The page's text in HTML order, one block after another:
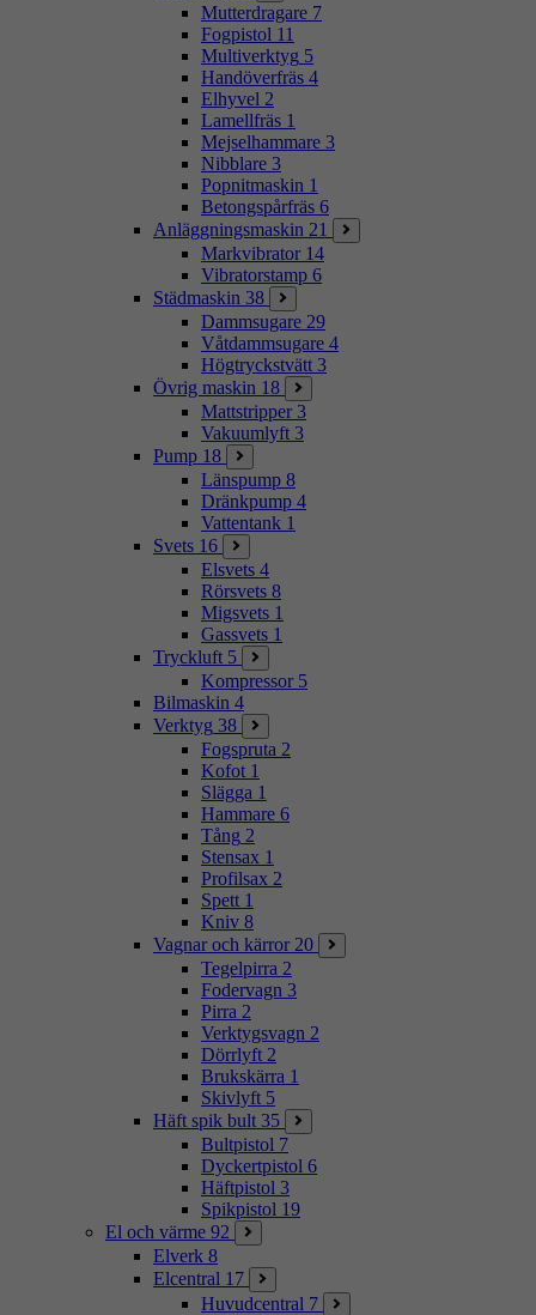
Mutterdragare 7
Fogpistol 11
Multiverktyg 5
Handöverfräs 4
Elhyvel 2
Lamellfräs 1
Mejselhammare 3
Nibblare 3
Popnitmaskin 1
Betongspårfräs 6
Anläggningsmaskin 21
Markvibrator 14
Vibratorstamp 6
Städmaskin 38
Dammsugare 29
Våtdammsugare 4
Högtryckstvätt 3
Övrig maskin 18
Mattstripper 3
Vakuumlyft 3
Pump 18
Länspump 8
Dränkpump 4
Vattentank 1
Svets 16
Elsvets 4
Rörsvets 8
Migsvets 1
Gassvets 1
Tryckluft 5
Kompressor 5
Bilmaskin 4
Verktyg 38
Fogspruta 2
Kofot 1
Slägga 1
Hammare 6
Tång 2
Stensax 1
Profilsax 2
Spett 1
Kniv 8
Vagnar och kärror 20
Tegelpirra 2
Fodervagn 3
Pirra 2
Verktygsvagn 2
Dörrlyft 2
Brukskärra 1
Skivlyft 5
Häft spik bult 35
Bultpistol 7
Dyckertpistol 6
Häftpistol 3
Spikpistol 19
El och värme 92
Elverk 8
Elcentral 17
Huvudcentral 7